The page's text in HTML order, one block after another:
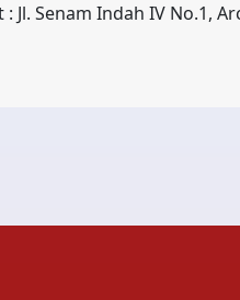
: Jl. Senam Indah IV No.1,